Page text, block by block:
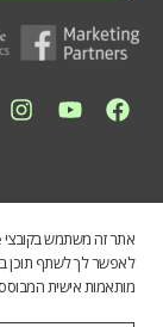
לאפשר לך לשתף תוכן
מותאמות אישית